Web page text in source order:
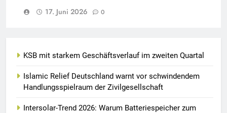
17. Juni 2026
0
KSB mit starkem Geschäftsverlauf im zweiten Quartal
Islamic Relief Deutschland warnt vor schwindendem
Handlungsspielraum der Zivilgesellschaft
Intersolar-Trend 2026: Warum Batteriespeicher zum